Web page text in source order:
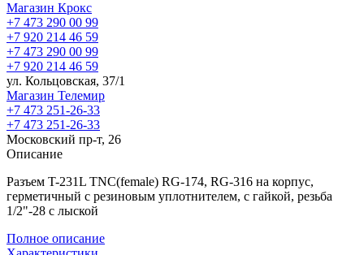
Магазин Крокс
+7 473 290 00 99
+7 920 214 46 59
+7 473 290 00 99
+7 920 214 46 59
ул. Кольцовская, 37/1
Магазин Телемир
+7 473 251-26-33
+7 473 251-26-33
Московский пр-т, 26
Описание
Разъем T-231L TNC(female) RG-174, RG-316 на корпус,
герметичный с резиновым уплотнителем, с гайкой, резьба
1/2"-28 с лыской
Полное описание